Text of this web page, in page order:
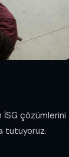
İSG çözümlerini
tutuyoruz.